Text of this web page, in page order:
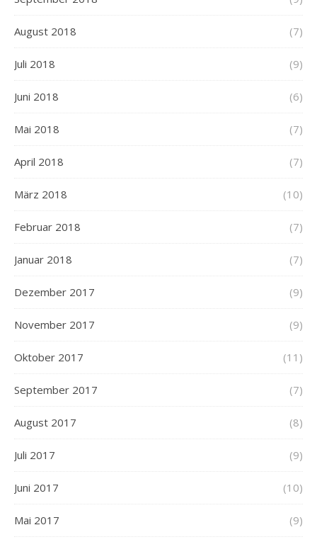
August 2018 (7)
Juli 2018 (9)
Juni 2018 (6)
Mai 2018 (7)
April 2018 (7)
März 2018 (10)
Februar 2018 (7)
Januar 2018 (7)
Dezember 2017 (9)
November 2017 (9)
Oktober 2017 (11)
September 2017 (7)
August 2017 (8)
Juli 2017 (9)
Juni 2017 (10)
Mai 2017 (9)